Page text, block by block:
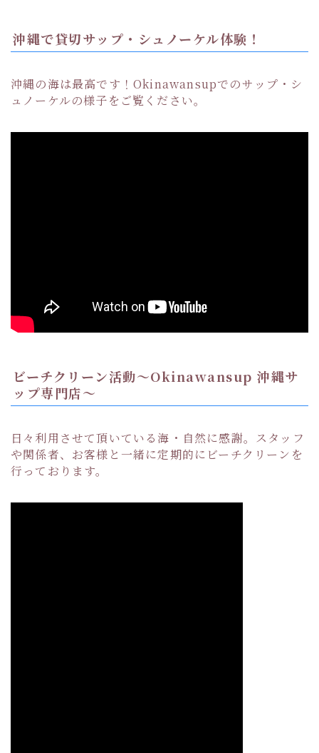
沖縄で貸切サップ・シュノーケル体験！
沖縄の海は最高です！Okinawansupでのサップ・シ
ュノーケルの様子をご覧ください。
ビーチクリーン活動〜Okinawansup 沖縄サ
ップ専門店〜
日々利用させて頂いている海・自然に感謝。スタッフ
や関係者、お客様と一緒に定期的にビーチクリーンを
行っております。